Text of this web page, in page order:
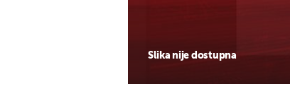
Slika nije dostupna